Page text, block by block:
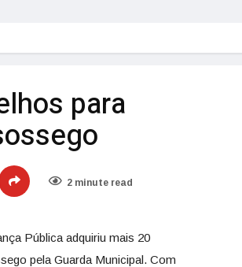
para
2 minute read
Pública adquiriu mais 20
pela Guarda Municipal. Com